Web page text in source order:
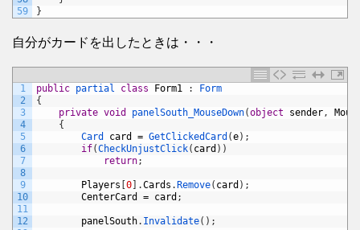
59
}
自分がカードを出したときは・・・
1
2
3
4
5
6
7
8
9
10
11
12
public partial class Form1 :
Form
{
private void panelSouth_MouseDown(object sender,
{
Card card = GetClickedCard (e) ;
if(CheckUnjustClick( card ) )
return;
Players 0 .Cards . Remove( card ) ;
CenterCard
= card ;
panelSouth. Invalidate( ) ;